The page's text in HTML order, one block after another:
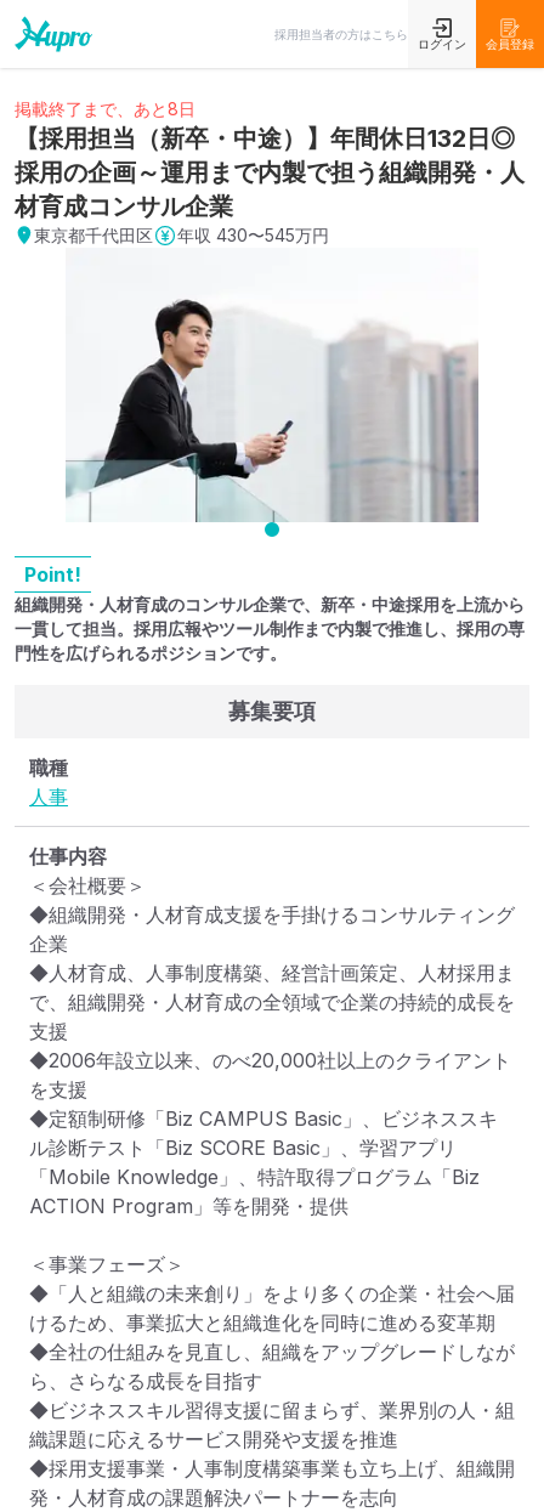
採用担当者の方はこちら
ログイン 会員登録
掲載終了まで、あと8日
【採用担当（新卒・中途）】年間休日132日◎
採用の企画～運用まで内製で担う組織開発・人
材育成コンサル企業
東京都千代田区 年収 430〜545万円
Point!
組織開発・人材育成のコンサル企業で、新卒・中途採用を上流から
一貫して担当。採用広報やツール制作まで内製で推進し、採用の専
門性を広げられるポジションです。
募集要項
職種
人事
仕事内容
＜会社概要＞
◆組織開発・人材育成支援を手掛けるコンサルティング
企業
◆人材育成、人事制度構築、経営計画策定、人材採用ま
で、組織開発・人材育成の全領域で企業の持続的成長を
支援
◆2006年設立以来、のべ20,000社以上のクライアント
を支援
◆定額制研修「Biz CAMPUS Basic」、ビジネススキ
ル診断テスト「Biz SCORE Basic」、学習アプリ
「Mobile Knowledge」、特許取得プログラム「Biz
ACTION Program」等を開発・提供
＜事業フェーズ＞
◆「人と組織の未来創り」をより多くの企業・社会へ届
けるため、事業拡大と組織進化を同時に進める変革期
◆全社の仕組みを見直し、組織をアップグレードしなが
ら、さらなる成長を目指す
◆ビジネススキル習得支援に留まらず、業界別の人・組
織課題に応えるサービス開発や支援を推進
◆採用支援事業・人事制度構築事業も立ち上げ、組織開
発・人材育成の課題解決パートナーを志向